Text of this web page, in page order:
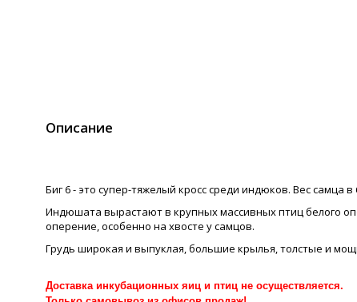
Описание
Биг 6 - это супер-тяжелый кросс среди индюков. Вес самца
Индюшата вырастают в крупных массивных птиц белого
оперение, особенно на хвосте у самцов.
Грудь широкая и выпуклая, большие крылья, толстые и
Доставка инкубационных яиц и птиц не осуществляется.